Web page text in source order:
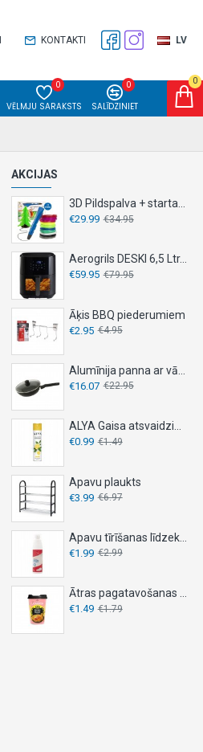
LV
KONTAKTI
VĒLMJU SARAKSTS
0
SALĪDZINIET
0 0
AKCIJAS
€29.99 €34.95
Aerogrils DESKI 6,5 Ltr. 1500 W
€59.95 €79.95
Āķis BBQ piederumiem
€2.95 €4.95
€16.07 €22.95
ALYA Gaisa atsvaidzinātājs 300ml - LEMON
€0.99 €1.49
Apavu plaukts
€3.99 €6.97
Apavu tīrīšanas līdzeklis 150ml
€1.99 €2.99
€1.49 €1.79